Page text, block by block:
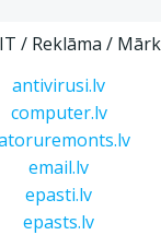
/ Reklāma /
antivirusi.lv
computer.lv
email.lv
epasti.lv
epasts.lv